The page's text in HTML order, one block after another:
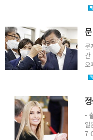
문
간
오
-
일
7-